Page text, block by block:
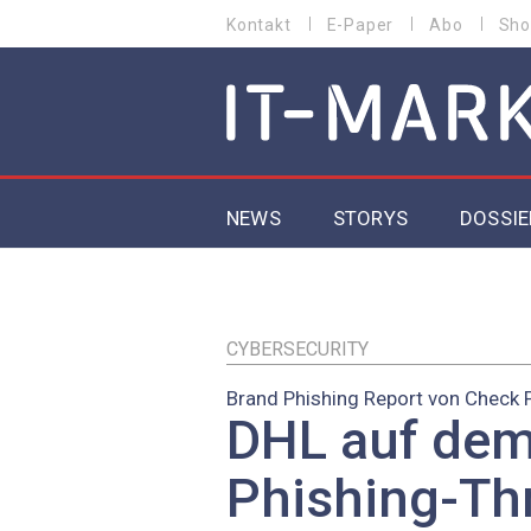
zum
MENU
Kontakt E-Paper Abo
MAIN NAVIGATION
NEWS STORYS
EU-
CYBERSECURITY
Brand Phishing Report von Check
DHL auf
Phishing-